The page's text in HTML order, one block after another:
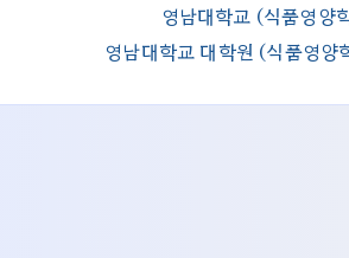
영남대학교 (식품영양
영남대학교 대학원 (식품영양